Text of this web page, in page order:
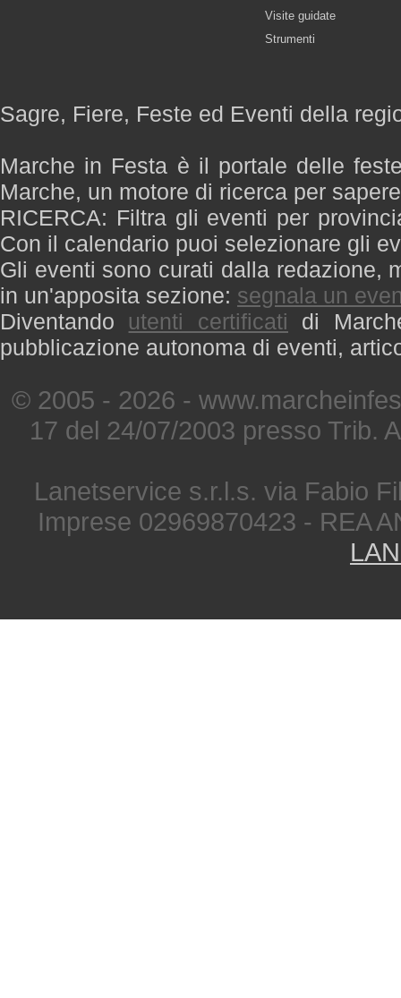
Visite guidate
Strumenti
Sagre, Fiere, Feste ed Eventi della
Marche in Festa è il portale delle
Marche, un motore di ricerca per
RICERCA: Filtra gli eventi per
Con il calendario puoi selezionare gli
Gli eventi sono curati dalla redazione,
in un'apposita sezione: segnala un
Diventando utenti certificati di
pubblicazione autonoma di eventi,
© 2005 - 2026 -
17 del 24/07/2003 presso Trib.
Lanetservice s.r.l.s. via Fabio
Imprese 02969870423 - REA